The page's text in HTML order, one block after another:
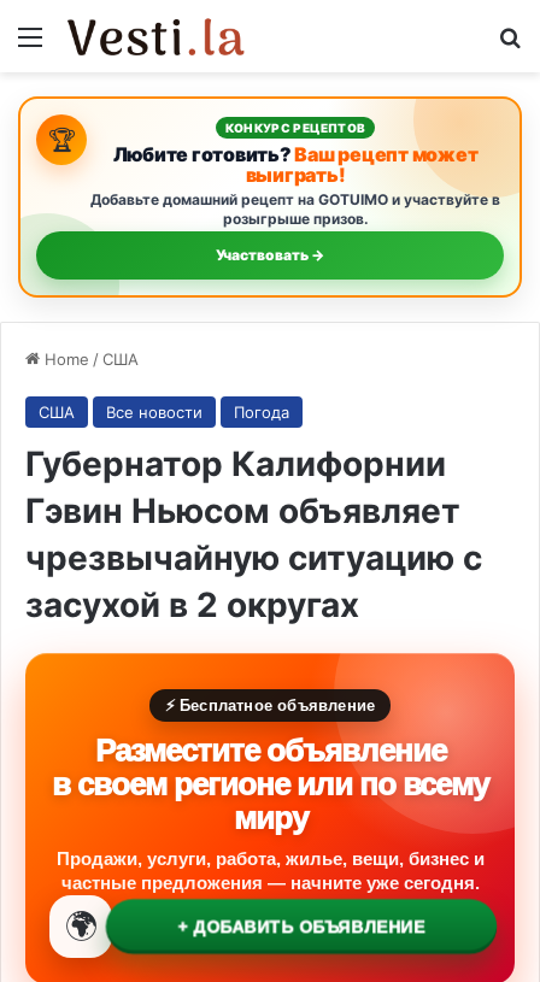
Menu
🏆 КОНКУРС РЕЦЕПТОВ
Любите готовить?Ваш рецепт может
выиграть!
Добавьте домашний рецепт на GOTUIMO и участвуйте в
розыгрыше призов.
Участвовать →
Home /США
США Все новости Погода
Губернатор Калифорнии
Гэвин Ньюсом объявляет
чрезвычайную ситуацию с
засухой в 2 округах
⚡ Бесплатное объявление
Разместите объявление
в своем регионе или по всему
миру
Продажи, услуги, работа, жилье, вещи, бизнес и
частные предложения — начните уже сегодня.
🌍 + ДОБАВИТЬ ОБЪЯВЛЕНИЕ